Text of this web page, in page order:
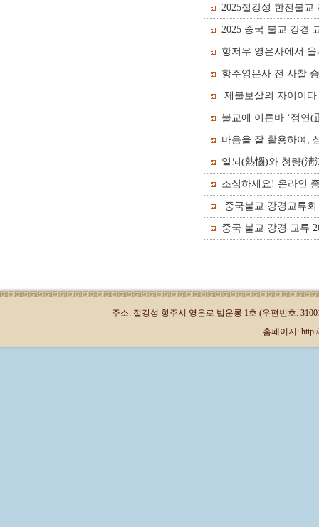
2025절강성 한전불
2025 중국 불교 강경
항저우 영은사에서
항주영은사 전 사찰
중국 인민 항일전쟁
제불보살의 자이이
불교에 이른바 ‘정연(
마음을 잘 활용하여,
열뇌(熱惱)와 청량(淸
조심하세요! 온라인
중국불교 강경교류
중국 불교 강경 교류
주소: 절강성 항주시 영은로 법운롱 1호 (우편번호:
홈페이지: